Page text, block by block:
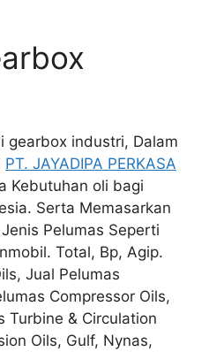
gearbox industri, Dalam
PT. JAYADIPA PERKASA
Kebutuhan oli bagi
Serta Memasarkan
Pelumas Seperti
Total, Bp, Agip.
Jual Pelumas
Compressor Oils,
Turbine & Circulation
Oils, Gulf, Nynas,